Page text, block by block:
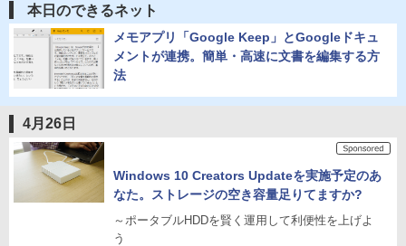
本日のできるネット
メモアプリ「Google Keep」とGoogleドキュ
メントが連携。簡単・高速に文書を編集する方
法
4月26日
Windows 10 Creators Updateを実施予定のあ
なた。ストレージの空き容量足りてますか?
～ポータブルHDDを賢く運用して利便性を上げよ
う